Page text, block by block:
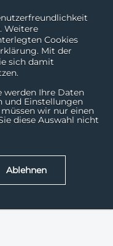
Weitere
Cookies
Mit der
sich damit
werden Ihre Daten
und Einstellungen
wir nur einen
diese Auswahl nicht
Ablehnen